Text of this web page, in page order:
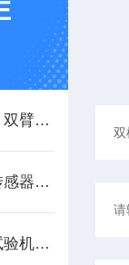
覆盖金属与非金属！双臂式电子万能试验机在多行业拉伸压缩试验中的应用
从伺服电机到测力传感器——双臂式电子万能试验机的核心部件与精度保障
电液伺服电子万能试验机在材料力学性能测试中的综合应用